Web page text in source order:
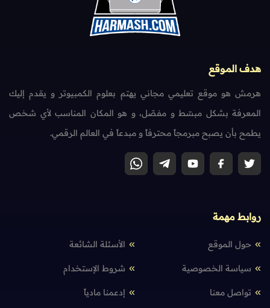
هدف الموقع
هرمش هو موقع تعليمي مجاني يهتم بعلوم الكمبيوتر و يقدم إليك
المعرفة بشكل مبسّط و مفصّل، و هو المكان المناسب لأي شخص
يطمح بأن يصبح مبرمجاً محترفاً و مبدعاً في العالم الرقمي.
روابط مهمة
حول الموقع الأسئلة الشائعة
سياسة الخصوصية شروط الإستخدام
تواصل معنا إدعمنا مادياً